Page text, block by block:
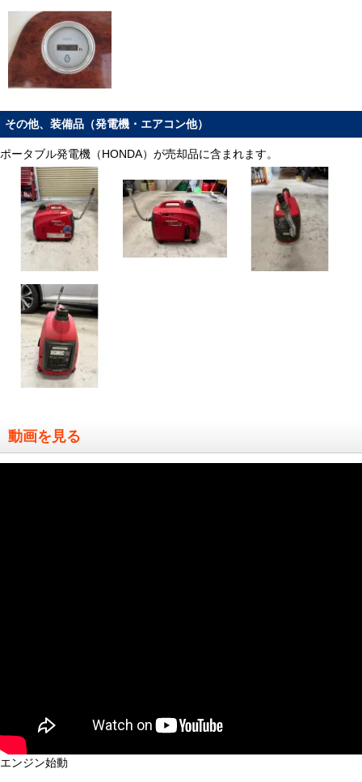
その他、装備品（発電機・エアコン他）
ポータブル発電機（HONDA）が売却品に含まれます。
動画を見る
エンジン始動